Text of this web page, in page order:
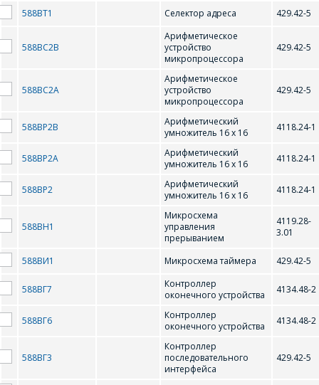
588ВТ1 Селектор адреса 429.42-5
588ВС2В
Арифметическое
устройство
микропроцессора
429.42-5
588ВС2А
Арифметическое
устройство
микропроцессора
429.42-5
588ВР2В
Арифметический
умножитель 16 х 16
4118.24-1
588ВР2А
Арифметический
умножитель 16 х 16
4118.24-1
588ВР2
Арифметический
умножитель 16 х 16
4118.24-1
588ВН1
Микросхема
управления
прерыванием
4119.28-
3.01
588ВИ1 Микросхема таймера 429.42-5
588ВГ7
Контроллер
оконечного устройства
4134.48-2
588ВГ6
Контроллер
оконечного устройства
4134.48-2
588ВГ3
Контроллер
последовательного
интерфейса
429.42-5
ОФОРМИТЬ ЗАКАЗ
Форма предназначена
для юридических лиц
Продажи физическим